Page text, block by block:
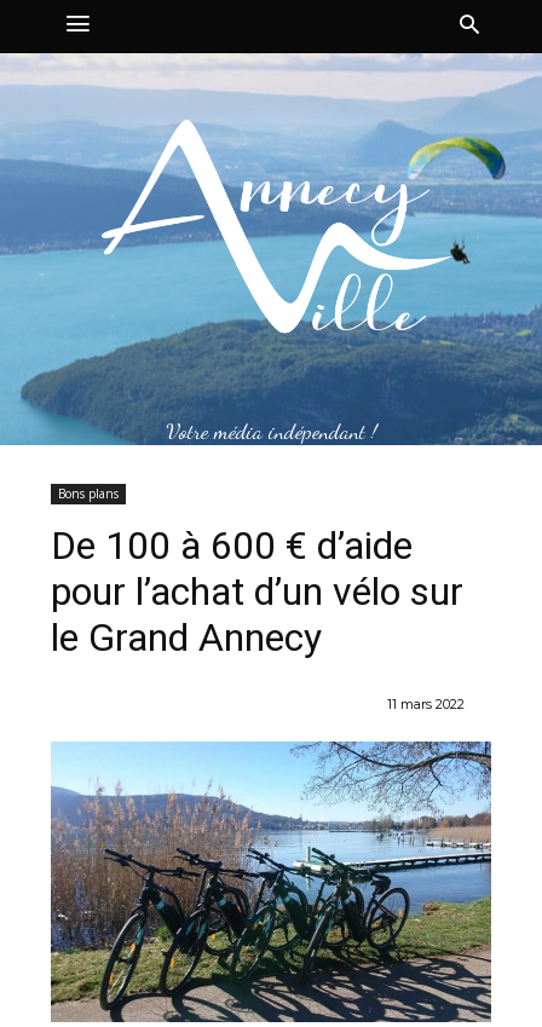
Votre média indépendant !
Bons plans
De 100 à 600 € d’aide
pour l’achat d’un vélo sur
le Grand Annecy
11 mars 2022